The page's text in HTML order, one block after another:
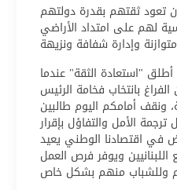
أن تعود ثقتهم بقدرة دولتهم
لهم على امتداد الأراضي
"استعادة الثقة" عندما
بانتخاب فخامة الرئيس
ونقف أمامكم اليوم طالبين
الأمل والتفاؤل بإقرار
في اقتصادنا الوطني يعيد
ويوفر فرص العمل